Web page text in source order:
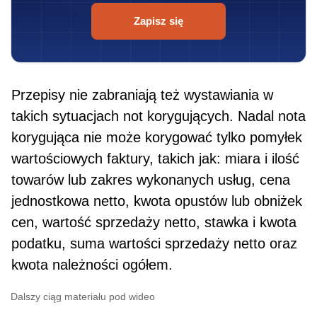
Zapisz się
Przepisy nie zabraniają też wystawiania w
takich sytuacjach not korygujących. Nadal nota
korygująca nie może korygować tylko pomyłek
wartościowych faktury, takich jak: miara i ilość
towarów lub zakres wykonanych usług, cena
jednostkowa netto, kwota opustów lub obniżek
cen, wartość sprzedaży netto, stawka i kwota
podatku, suma wartości sprzedaży netto oraz
kwota należności ogółem.
Dalszy ciąg materiału pod wideo